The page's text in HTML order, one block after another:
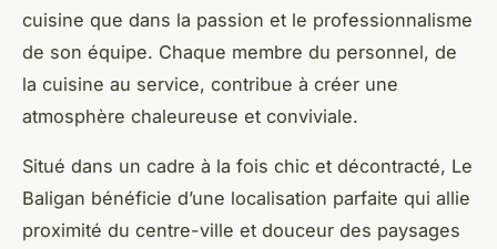
cuisine que dans la passion et le professionnalisme
de son équipe. Chaque membre du personnel, de
la cuisine au service, contribue à créer une
atmosphère chaleureuse et conviviale.
Situé dans un cadre à la fois chic et décontracté, Le
Baligan bénéficie d’une localisation parfaite qui allie
proximité du centre-ville et douceur des paysages